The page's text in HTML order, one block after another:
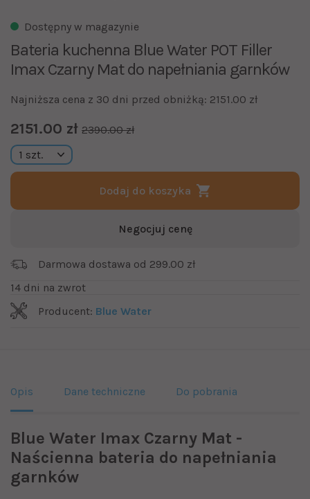
Dostępny w magazynie
Bateria kuchenna Blue Water POT Filler
Imax Czarny Mat do napełniania garnków
Najniższa cena z 30 dni przed obniżką: 2151.00 zł
2151.00 zł 2390.00 zł
Dodaj do koszyka
Negocjuj cenę
Darmowa dostawa od 299.00 zł
14 dni na zwrot
Producent: Blue Water
Opis Dane techniczne Do pobrania
Blue Water Imax Czarny Mat -
Naścienna bateria do napełniania
garnków